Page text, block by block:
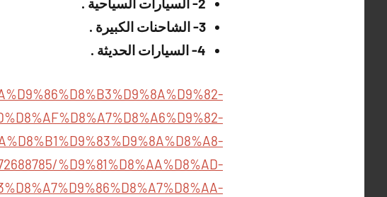
3- الشاحنات الكبيرة .
4- السيارات الحديثة .
%D9%81%D8%AA%D8%AD-